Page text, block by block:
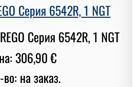
Серия 6542R, 1 NGT
306,90 €
на заказ.